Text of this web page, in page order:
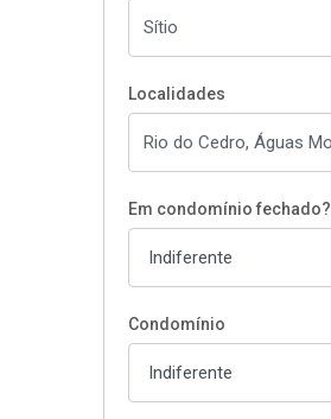
Localidades
Em condomínio fechado?
Condomínio